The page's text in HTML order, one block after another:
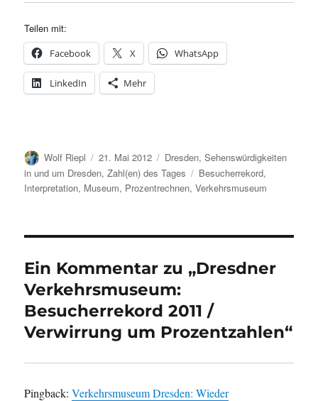
Teilen mit:
Facebook X WhatsApp
LinkedIn Mehr
Autor
Wolf Riepl
Veröffentlicht
am
21. Mai 2012 Kategorien
Dresden,Sehenswürdigkeiten
in und um Dresden,Zahl(en) des Tages Schlagwörter
Besucherrekord,
Interpretation, Museum, Prozentrechnen,Verkehrsmuseum
Ein Kommentar zu „Dresdner
Verkehrsmuseum:
Besucherrekord 2011 /
Verwirrung um Prozentzahlen“
Pingback:Verkehrsmuseum Dresden: Wieder